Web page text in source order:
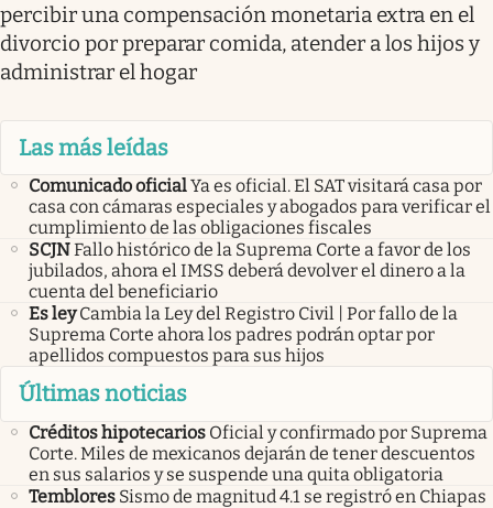
percibir una compensación monetaria extra en el
divorcio por preparar comida, atender a los hijos y
administrar el hogar
Las más leídas
Comunicado oficialYa es oficial. El SAT visitará casa por
casa con cámaras especiales y abogados para verificar el
cumplimiento de las obligaciones fiscales
SCJNFallo histórico de la Suprema Corte a favor de los
jubilados, ahora el IMSS deberá devolver el dinero a la
cuenta del beneficiario
Es ley Cambia la Ley del Registro Civil | Por fallo de la
Suprema Corte ahora los padres podrán optar por
apellidos compuestos para sus hijos
Últimas noticias
Créditos hipotecarios Oficial y confirmado por Suprema
Corte. Miles de mexicanos dejarán de tener descuentos
en sus salarios y se suspende una quita obligatoria
Temblores Sismo de magnitud 4.1 se registró en Chiapas